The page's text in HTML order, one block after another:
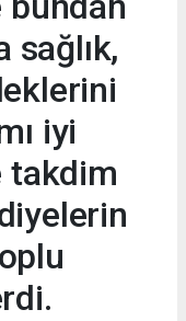
sağlık,
iyi
takdim